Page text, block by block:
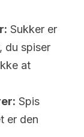
Sukker er
du spiser
at
Spis
er den